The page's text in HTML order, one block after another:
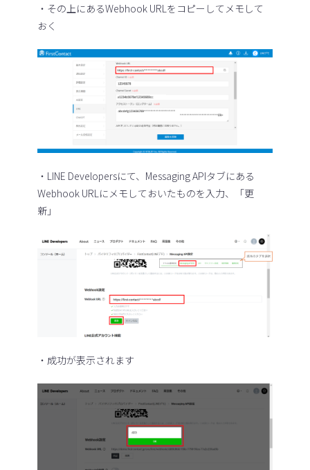
・その上にあるWebhook URLをコピーしてメモして
おく
・LINE Developersにて、Messaging APIタブにある
Webhook URLにメモしておいたものを入力、「更
新」
・成功が表示されます